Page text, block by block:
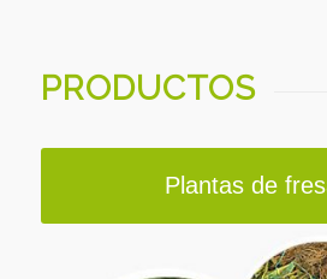
PRODUCTOS
Plantas de